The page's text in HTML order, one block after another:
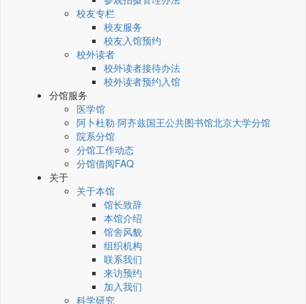
校友专栏
校友服务
校友入馆预约
校外读者
校外读者接待办法
校外读者预约入馆
分馆服务
医学馆
阿卜杜勒·阿齐兹国王公共图书馆北京大学分馆
院系分馆
分馆工作动态
分馆借阅FAQ
关于
关于本馆
馆长致辞
本馆介绍
馆舍风貌
组织机构
联系我们
来访预约
加入我们
科学研究